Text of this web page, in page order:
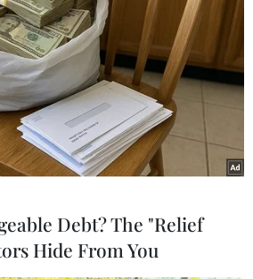
Debt? The "Relief
Hide From You